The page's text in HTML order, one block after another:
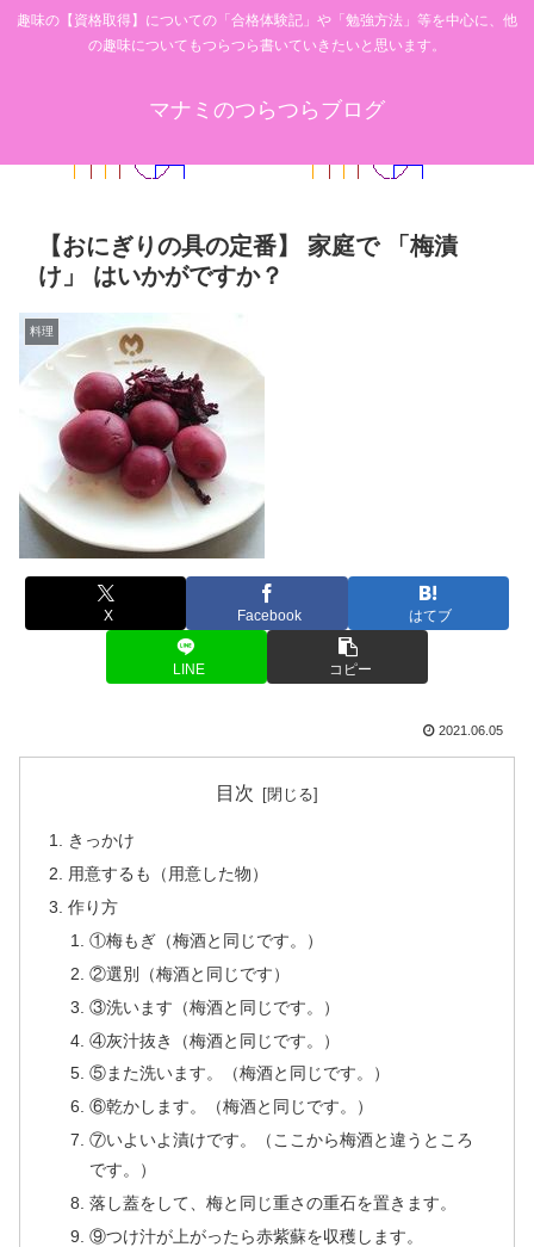
趣味の【資格取得】についての「合格体験記」や「勉強方法」等を中心に、他
の趣味についてもつらつら書いていきたいと思います。
マナミのつらつらブログ
【おにぎりの具の定番】 家庭で 「梅漬
け」 はいかがですか？
料理
X Facebook はてブ
LINE コピー
2021.06.05
目次
きっかけ
用意するも（用意した物）
作り方
①梅もぎ（梅酒と同じです。）
②選別（梅酒と同じです）
③洗います（梅酒と同じです。）
④灰汁抜き（梅酒と同じです。）
⑤また洗います。（梅酒と同じです。）
⑥乾かします。（梅酒と同じです。）
⑦いよいよ漬けです。（ここから梅酒と違うところ
です。）
落し蓋をして、梅と同じ重さの重石を置きます。
⑨つけ汁が上がったら赤紫蘇を収穫します。